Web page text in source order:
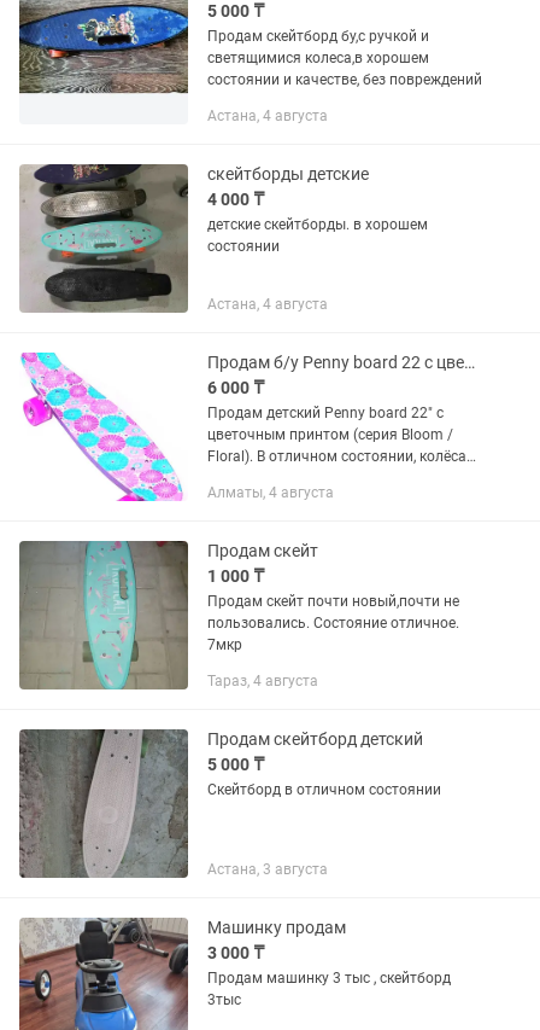
5 000 ₸
Продам скейтборд бу,с ручкой и
светящимися колеса,в хорошем
состоянии и качестве, без повреждений
Астана, 4 августа
скейтборды детские
4 000 ₸
детские скейтборды. в хорошем
состоянии
Астана, 4 августа
Продам б/у Penny board 22 с цветочным принтом (серия Bloom / Floral)
6 000 ₸
Продам детский Penny board 22" с
цветочным принтом (серия Bloom /
Floral). В отличном состоянии, колёса
каталась один сезон.
Алматы, 4 августа
Продам скейт
1 000 ₸
Продам скейт почти новый,почти не
пользовались. Состояние отличное.
7мкр
Тараз, 4 августа
Продам скейтборд детский
5 000 ₸
Скейтборд в отличном состоянии
Астана, 3 августа
Машинку продам
3 000 ₸
Продам машинку 3 тыс , скейтборд
3тыс